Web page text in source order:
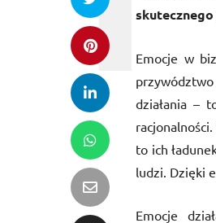
Emocje w
działania –
to ich
ludzi. Dzięki
Emocje